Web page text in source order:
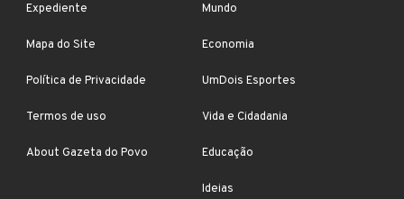
Expediente
Mapa do Site
Política de Privacidade
Termos de uso
About Gazeta do Povo
Mundo
Economia
UmDois Esportes
Vida e Cidadania
Educação
Ideias